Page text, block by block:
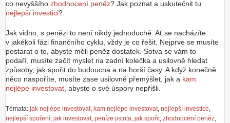
co nevyššího zhodnocení peněz? Jak poznat a uskutečnit tu
nejlepší investici?
Jak vidno, s penězi to není nikdy jednoduché. Ať se nacházíte
v jakékoli fázi finančního cyklu, vždy je co řešit. Nejprve se musíte
postarat o to, abyste měli peněz dostatek. Sotva se vám to
podaří, musíte začít myslet na zadní kolečka a usilovně hledat
způsoby, jak spořit do budoucna a na horší časy. A když konečně
něco naspoříte, musíte zase usilovně přemýšlet, jak a kam
nejlépe investovat , abyste o své úspory nepřišli.
Témata: jak nejlépe investovat, kam nejlépe investovat, nejlepší investice,
nejlepší spoření, jak investovat, peníze jistota, jak spořit, zhodnocení peněz,